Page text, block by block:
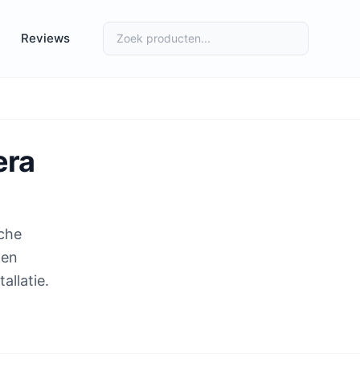
Reviews